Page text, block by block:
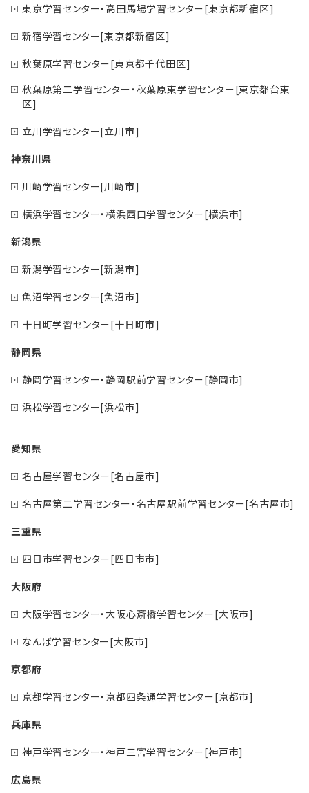
東京学習センター・高田馬場学習センター[東京都新宿区]
新宿学習センター[東京都新宿区]
秋葉原学習センター[東京都千代田区]
秋葉原第二学習センター・秋葉原東学習センター[東京都台東
区]
立川学習センター[立川市]
神奈川県
川崎学習センター[川崎市]
横浜学習センター・横浜西口学習センター[横浜市]
新潟県
新潟学習センター[新潟市]
魚沼学習センター[魚沼市]
十日町学習センター[十日町市]
静岡県
静岡学習センター・静岡駅前学習センター[静岡市]
浜松学習センター[浜松市]
愛知県
名古屋学習センター[名古屋市]
名古屋第二学習センター・名古屋駅前学習センター[名古屋市]
三重県
四日市学習センター[四日市市]
大阪府
大阪学習センター・大阪心斎橋学習センター[大阪市]
なんば学習センター[大阪市]
京都府
京都学習センター・京都四条通学習センター[京都市]
兵庫県
神戸学習センター・神戸三宮学習センター[神戸市]
広島県